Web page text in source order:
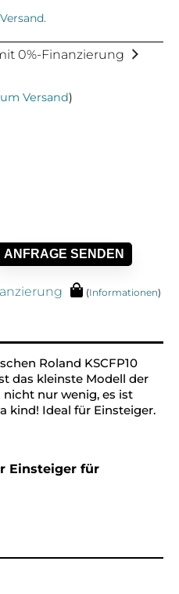
0%-Finanzierung
Versand)
ANFRAGE SENDEN
(Informationen)
Roland KSCFP10
das kleinste Modell der
nicht nur wenig, es ist
kind! Ideal für Einsteiger.
Einsteiger für